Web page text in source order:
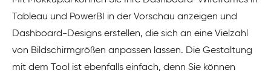
Tableau und PowerBI in der Vorschau anzeigen und
Dashboard-Designs erstellen, die sich an eine Vielzahl
von Bildschirmgrößen anpassen lassen. Die Gestaltung
mit dem Tool ist ebenfalls einfach, denn Sie können